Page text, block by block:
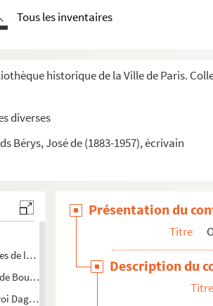
Tous les inventaires
historique de la Ville de Paris.
diverses
Bérys, José de (1883-1957), écrivain
de la rue Mouffetard
Boulogne
Dagobert
Présentation du
Titre
Description du
Titre